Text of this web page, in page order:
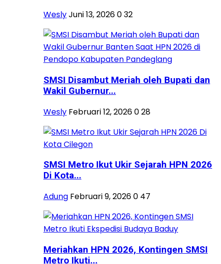
WeslyJuni 13, 2026032
SMSI Disambut Meriah oleh Bupati dan
Wakil Gubernur...
Wesly Februari 12, 2026028
SMSI Metro Ikut Ukir Sejarah HPN 2026
Di Kota...
Adung Februari 9, 20260 47
Meriahkan HPN 2026, Kontingen SMSI
Metro Ikuti...